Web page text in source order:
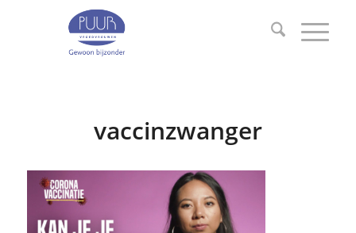
vaccinzwanger